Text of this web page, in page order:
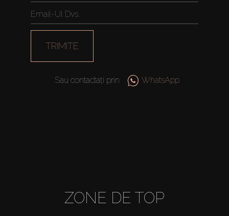
TRIMITE
Sau contactați prin WhatsApp
ZONE DE TOP